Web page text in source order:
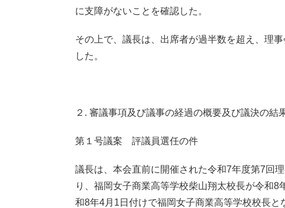
に支障がないことを確認した。
その上で、議長は、出席者が過半数を超え、理
した。
２. 審議事項及び議事の経過の概要及び議決の結
第１号議案 評議員選任の件
議長は、本会直前に開催された令和7年度第7回
り、福岡女子商業高等学校柴山翔太校長が令和
和8年4月1日付けで福岡女子商業高等学校校長